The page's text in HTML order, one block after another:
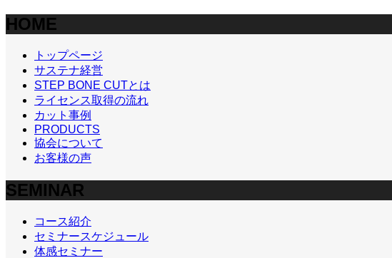
HOME
トップページ
サステナ経営
STEP BONE CUTとは
ライセンス取得の流れ
カット事例
PRODUCTS
協会について
お客様の声
SEMINAR
コース紹介
セミナースケジュール
体感セミナー